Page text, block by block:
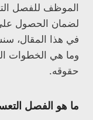
الموظف للفصل
لضمان الحصول على
في هذا المقال،
وما هي الخطوات
حقوقه.
ما هو الفصل